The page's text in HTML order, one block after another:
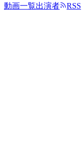
動画一覧出演者 RSS